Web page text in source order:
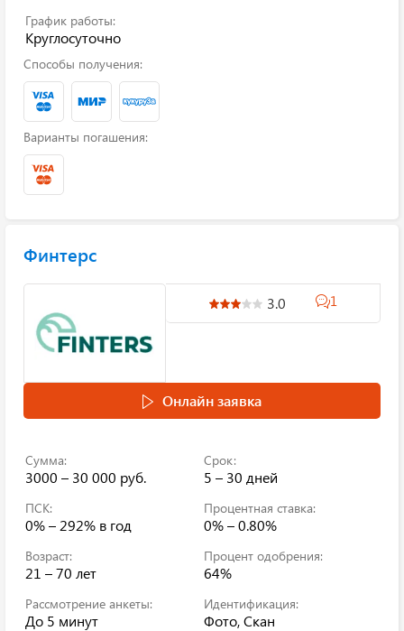
График работы:
Круглосуточно
Способы получения:
Варианты погашения:
Финтерс
3.0 1
Онлайн заявка
Сумма:
3000 – 30 000 руб.
Срок:
5 – 30 дней
ПСК:
0% – 292% в год
Процентная ставка:
0% – 0.80%
Возраст:
21 – 70 лет
Процент одобрения:
64%
Рассмотрение анкеты:
До 5 минут
Идентификация:
Фото, Скан